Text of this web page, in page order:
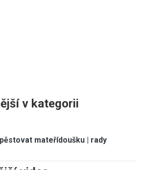
v kategorii
mateřídoušku | rady